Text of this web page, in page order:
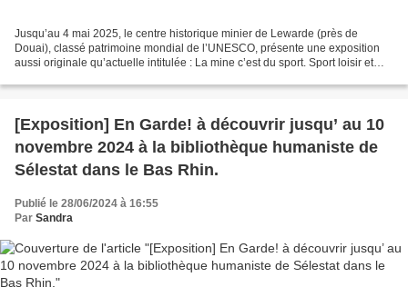
Jusqu’au 4 mai 2025, le centre historique minier de Lewarde (près de
Douai), classé patrimoine mondial de l’UNESCO, présente une exposition
aussi originale qu’actuelle intitulée : La mine c’est du sport. Sport loisir et
[Exposition] En Garde! à découvrir jusqu’ au 10
novembre 2024 à la bibliothèque humaniste de
Sélestat dans le Bas Rhin.
Publié le 28/06/2024 à 16:55
Par Sandra